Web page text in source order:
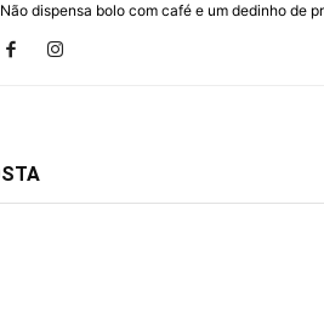
Não dispensa bolo com café e um dedinho de